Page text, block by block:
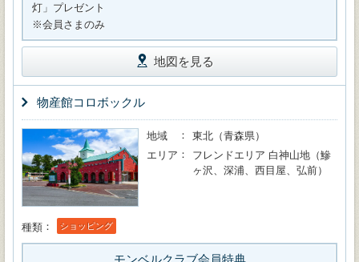
灯」プレゼント
※会員さまのみ
地図を見る
物産館コロボックル
地域
東北（青森県）
エリア
フレンドエリア 白神山地（鰺
ヶ沢、深浦、西目屋、弘前）
種類 ショッピング
モンベルクラブ会員特典